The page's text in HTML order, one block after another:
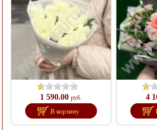
1 590.00 руб.
В корзину
4